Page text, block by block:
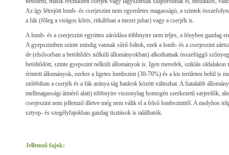
Az így létrejött lomb- és cserjeszint nem egyenletes magasságú, a szintek
a fák (főleg a virágos kőris, ritkábban a mezei juhar) vagy a cserjék is.
A lomb- és a cserjeszint együttes záródása többnyire nem teljes, a fényben gazdag
A gyepszintben szinte mindig vannak sűrű foltok, ezek a lomb- és a cserjeszint
de (elsősorban a betöltődés nélküli állományokban) alkothatnak összefüggő
betöltődött, szinte gyepszint nélküli állományok is. Igen meredek, sziklás oldalakon
érintett állományok, ezekre a ligetes lombszint (30-70%) és a kis területen belül is
utóbbiban a cserjék és a fák aránya tág határok között változhat. A fiatalabb
mellmagassági átmérő alatt) többnyire viszonylag homogén szerkezetű sarjerdők,
cserjeszint nem jellemző illetve még nem válik el a felső lombszinttől. A molyhos
sztyep- és szegélyfajokban gazdag tisztások is találhatók.
Jellemző fajok: